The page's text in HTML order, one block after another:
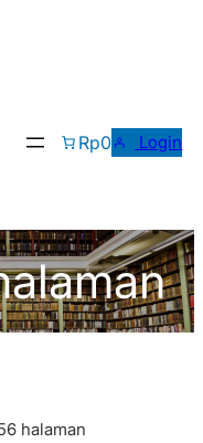
Rp0 Login
halaman